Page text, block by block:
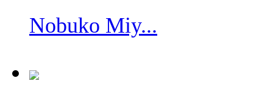
Nobuko Miy...